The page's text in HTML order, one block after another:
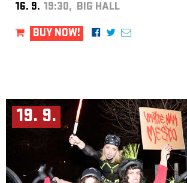
16. 9. 19:30, BIG HALL
BUY NOW!
19. 9.